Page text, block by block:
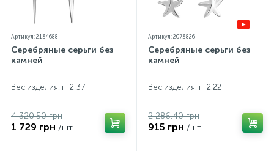
Артикул: 2134688
Серебряные серьги без
камней
Вес изделия, г.: 2,37
4 320.50 грн
1 729 грн /шт.
Артикул: 2073826
Серебряные серьги без
камней
Вес изделия, г.: 2,22
2 286.40 грн
915 грн /шт.